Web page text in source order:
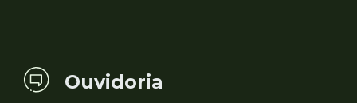
Ouvidoria